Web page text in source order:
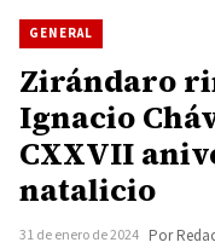
GENERAL
Zirándaro
Ignacio
CXXVII
natalicio
31 de enero de 2024 Por